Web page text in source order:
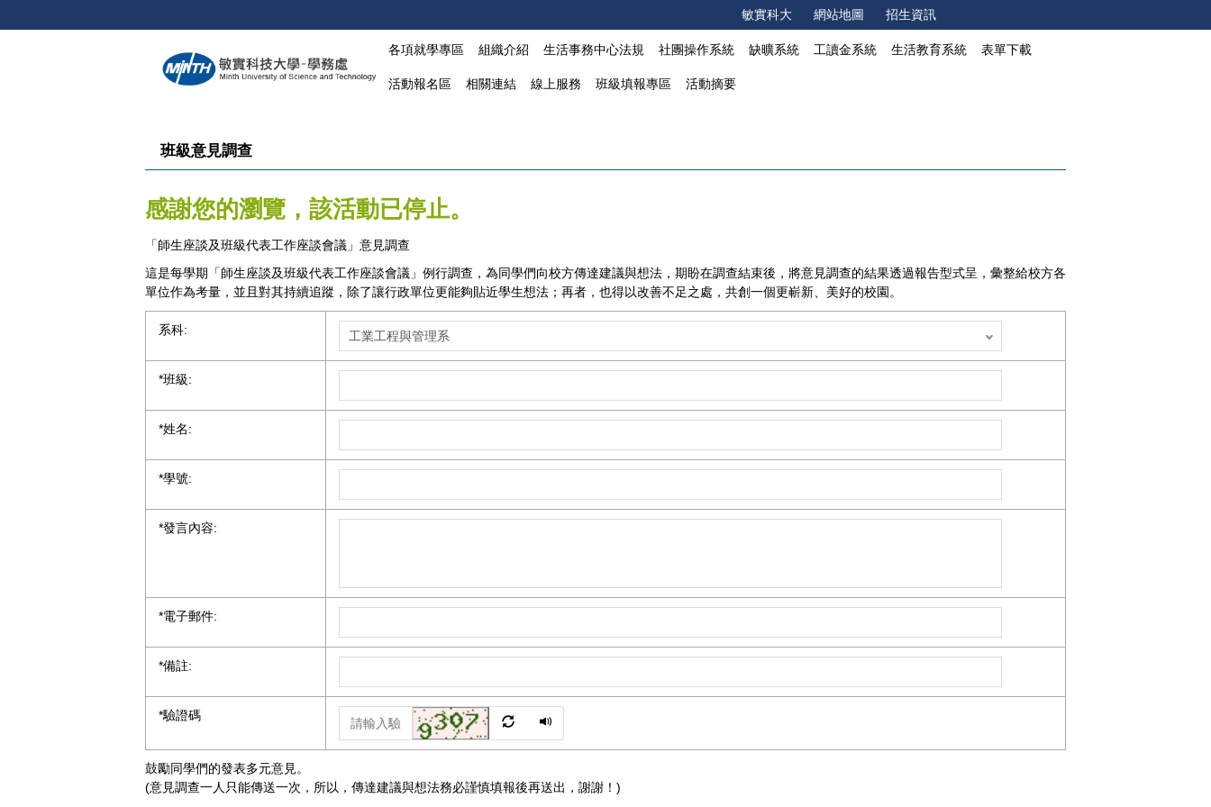
到
敏實科大 網站地圖 招生資訊
各項就學專區 組織介紹 生活事務中心法規 社團操作系統 缺曠系統 工讀金系統 生活教育系統 表單下載
活動報名區 相關連結 線上服務 班級填報專區 活動摘要
班級意見調查
感謝您的瀏覽，該活動已停止。
「師生座談及班級代表工作座談會議」意見調查
這是每學期「 師生座談及班級代表工作座談會議 」例行調查，為同學們向校方傳達建議與想法，期盼在調查結束後，將意見調查的結果透過報告型式呈，彙整給校方各
單位作為考量，並且對其持續追蹤，除了讓行政單位更能夠貼近學生想法；再者，也得以改善不足之處，共創一個更嶄新、美好的校園。
系科:
*班級:
*姓名:
*學號:
*發言內容:
*電子郵件:
*備註:
*驗證碼
鼓勵同學們的發表多元意見。
(意見調查一人只能傳送一次，所以，傳達建議與想法務必謹慎填報後再送出，謝謝！)